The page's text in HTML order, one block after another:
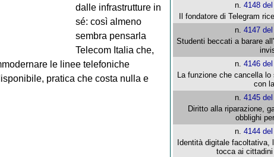
dalle infrastrutture in
sé: così almeno
sembra pensarla
Telecom Italia che,
le linee telefoniche
pratica che costa nulla e
n.4148
Il fondatore di Telegram
n.4147
Studenti beccati a barare
n.4146
La funzione che cancella
con
n.4145
Diritto alla riparazione,
obblighi
n.4144
Identità digitale
tocca ai